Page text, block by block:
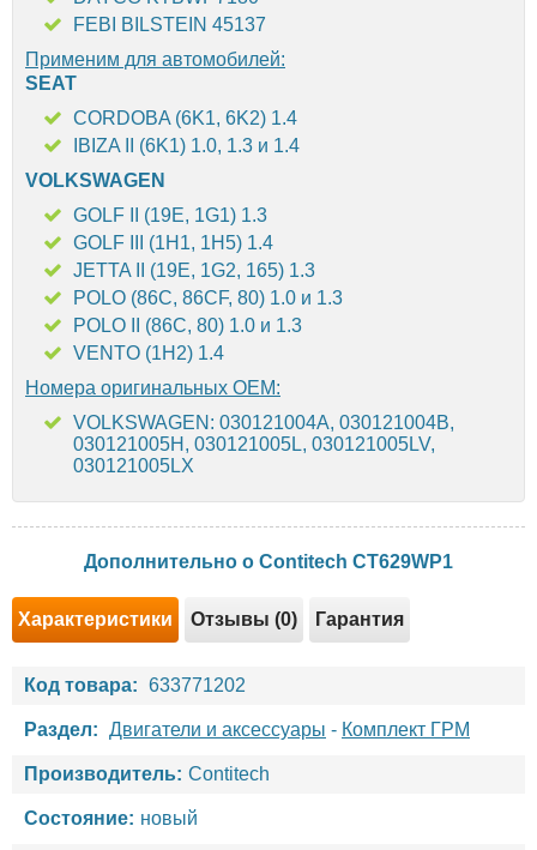
FEBI BILSTEIN 45137
Применим для автомобилей:
SEAT
CORDOBA (6K1, 6K2) 1.4
IBIZA II (6K1) 1.0, 1.3 и 1.4
VOLKSWAGEN
GOLF II (19E, 1G1) 1.3
GOLF III (1H1, 1H5) 1.4
JETTA II (19E, 1G2, 165) 1.3
POLO (86C, 86CF, 80) 1.0 и 1.3
POLO II (86C, 80) 1.0 и 1.3
VENTO (1H2) 1.4
Номера оригинальных OEM:
VOLKSWAGEN: 030121004A, 030121004B,
030121005H, 030121005L, 030121005LV,
030121005LX
Дополнительно о Contitech CT629WP1
Характеристики Отзывы (0) Гарантия
Код товара: 633771202
Раздел: Двигатели и аксессуары - Комплект ГРМ
Производитель: Contitech
Состояние: новый